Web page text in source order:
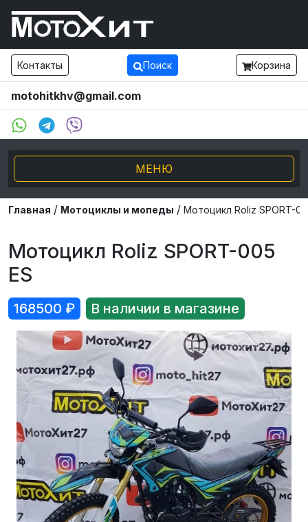
Контакты Поиск Корзина
motohitkhv@gmail.com
МЕНЮ
Электро транспорт
Мотоциклы и мопеды
Внедорожники ATV UTV
Снегоходы, Буксировщики
Лодки
Водомоторика
Садовая техника, электро и бензоинструмент
Велосипеды
Прицепы для водной и мототехники
Запчасти и аксессуары
Главная / Мотоциклы и мопеды / Мотоцикл Roliz SPORT-
Мотоцикл Roliz SPORT-005
ES
168500 ₽ В наличии в магазине